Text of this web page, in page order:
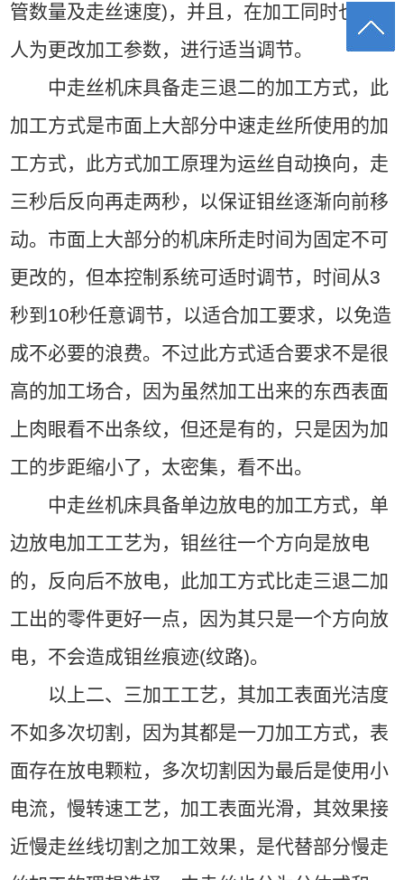
管数量及走丝速度)，并且，在加工同时也可
人为更改加工参数，进行适当调节。
中走丝机床具备走三退二的加工方式，此
加工方式是市面上大部分中速走丝所使用的加
工方式，此方式加工原理为运丝自动换向，走
三秒后反向再走两秒，以保证钼丝逐渐向前移
动。市面上大部分的机床所走时间为固定不可
更改的，但本控制系统可适时调节，时间从3
秒到10秒任意调节，以适合加工要求，以免造
成不必要的浪费。不过此方式适合要求不是很
高的加工场合，因为虽然加工出来的东西表面
上肉眼看不出条纹，但还是有的，只是因为加
工的步距缩小了，太密集，看不出。
中走丝机床具备单边放电的加工方式，单
边放电加工工艺为，钼丝往一个方向是放电
的，反向后不放电，此加工方式比走三退二加
工出的零件更好一点，因为其只是一个方向放
电，不会造成钼丝痕迹(纹路)。
以上二、三加工工艺，其加工表面光洁度
不如多次切割，因为其都是一刀加工方式，表
面存在放电颗粒，多次切割因为最后是使用小
电流，慢转速工艺，加工表面光滑，其效果接
近慢走丝线切割之加工效果，是代替部分慢走